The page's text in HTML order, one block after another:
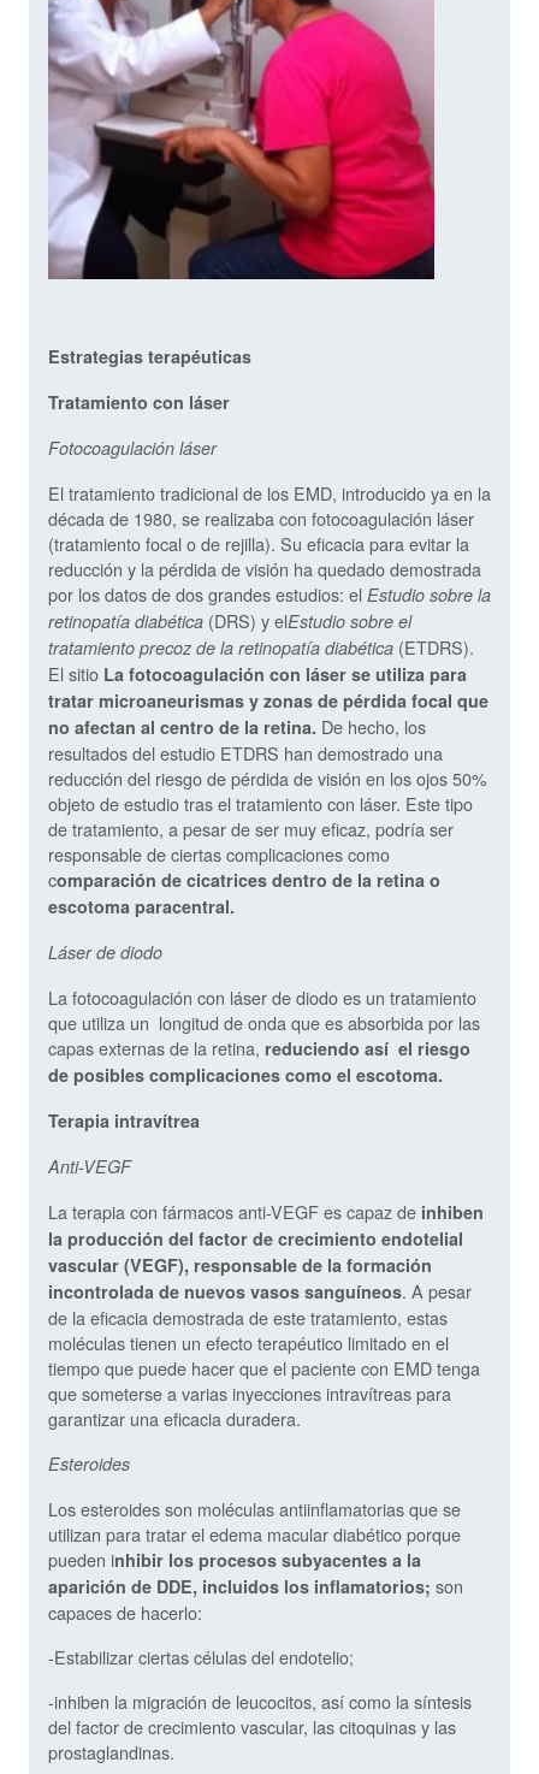
Estrategias terapéuticas
Tratamiento con láser
Fotocoagulación láser
El tratamiento tradicional de los EMD, introducido ya en la
década de 1980, se realizaba con fotocoagulación láser
(tratamiento focal o de rejilla). Su eficacia para evitar la
reducción y la pérdida de visión ha quedado demostrada
por los datos de dos grandes estudios: el Estudio sobre la
retinopatía diabética (DRS) y elEstudio sobre el
tratamiento precoz de la retinopatía diabética (ETDRS).
El sitio La fotocoagulación con láser se utiliza para
tratar microaneurismas y zonas de pérdida focal que
no afectan al centro de la retina. De hecho, los
resultados del estudio ETDRS han demostrado una
reducción del riesgo de pérdida de visión en los ojos 50%
objeto de estudio tras el tratamiento con láser. Este tipo
de tratamiento, a pesar de ser muy eficaz, podría ser
responsable de ciertas complicaciones como
comparación de cicatrices dentro de la retina o
escotoma paracentral.
Láser de diodo
La fotocoagulación con láser de diodo es un tratamiento
que utiliza un longitud de onda que es absorbida por las
capas externas de la retina, reduciendo así el riesgo
de posibles complicaciones como el escotoma.
Terapia intravítrea
Anti-VEGF
La terapia con fármacos anti-VEGF es capaz de inhiben
la producción del factor de crecimiento endotelial
vascular (VEGF), responsable de la formación
incontrolada de nuevos vasos sanguíneos. A pesar
de la eficacia demostrada de este tratamiento, estas
moléculas tienen un efecto terapéutico limitado en el
tiempo que puede hacer que el paciente con EMD tenga
que someterse a varias inyecciones intravítreas para
garantizar una eficacia duradera.
Esteroides
Los esteroides son moléculas antiinflamatorias que se
utilizan para tratar el edema macular diabético porque
pueden inhibir los procesos subyacentes a la
aparición de DDE, incluidos los inflamatorios; son
capaces de hacerlo:
-Estabilizar ciertas células del endotelio;
-inhiben la migración de leucocitos, así como la síntesis
del factor de crecimiento vascular, las citoquinas y las
prostaglandinas.